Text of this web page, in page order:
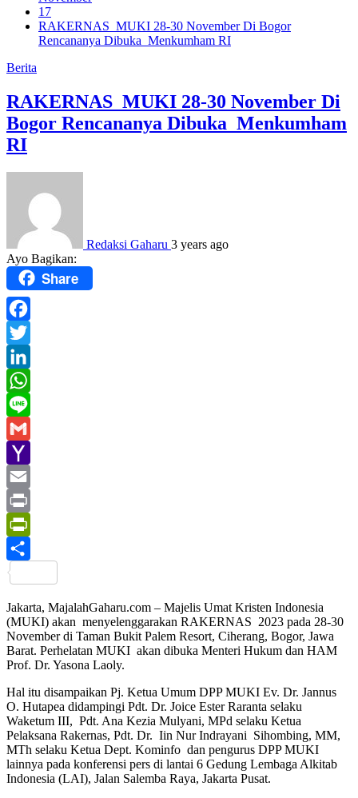
17
RAKERNAS MUKI 28-30 November Di Bogor
Rencananya Dibuka Menkumham RI
Berita
RAKERNAS MUKI 28-30 November Di
Bogor Rencananya Dibuka Menkumham
RI
Redaksi Gaharu 3 years ago
Ayo Bagikan:
Share
Facebook
Twitter
LinkedIn
WhatsApp
Line
Gmail
Yahoo
Mail
Email
Print
PrintFriendly
Jakarta, MajalahGaharu.com – Majelis Umat Kristen Indonesia
(MUKI) akan menyelenggarakan RAKERNAS 2023 pada 28-30
November di Taman Bukit Palem Resort, Ciherang, Bogor, Jawa
Barat. Perhelatan MUKI akan dibuka Menteri Hukum dan HAM
Prof. Dr. Yasona Laoly.
Hal itu disampaikan Pj. Ketua Umum DPP MUKI Ev. Dr. Jannus
O. Hutapea didampingi Pdt. Dr. Joice Ester Raranta selaku
Waketum III, Pdt. Ana Kezia Mulyani, MPd selaku Ketua
Pelaksana Rakernas, Pdt. Dr. Iin Nur Indrayani Sihombing, MM,
MTh selaku Ketua Dept. Kominfo dan pengurus DPP MUKI
lainnya pada konferensi pers di lantai 6 Gedung Lembaga Alkitab
Indonesia (LAI), Jalan Salemba Raya, Jakarta Pusat.